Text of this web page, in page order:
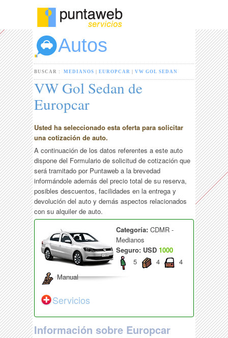
Autos
BUSCAR :MEDIANOS |EUROPCAR |VW GOL SEDAN
VW Gol Sedan de
Europcar
Usted ha seleccionado esta oferta para solicitar
una cotización de auto.
A continuación de los datos referentes a este auto
dispone del Formulario de solicitud de cotización que
será tramitado por Puntaweb a la brevedad
informándole además del precio total de su reserva,
posibles descuentos, facilidades en la entrega y
devolución del auto y demás aspectos relacionados
con su alquiler de auto.
Categoría: CDMR -
Medianos
Seguro: USD1000
5
4
4
Manual
Servicios
Información sobre Europcar